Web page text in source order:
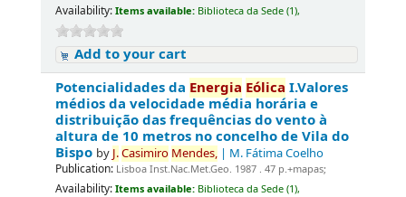
Availability: Items available: Biblioteca da Sede (1),
Add to your cart
Potencialidades da Energia Eólica I.Valores
médios da velocidade média horária e
distribuição das frequências do vento à
altura de 10 metros no concelho de Vila do
Bispo by J.Casimiro Mendes, | M. Fátima Coelho
Publication: Lisboa Inst.Nac.Met.Geo. 1987 . 47 p.+mapas;
Availability: Items available: Biblioteca da Sede (1),